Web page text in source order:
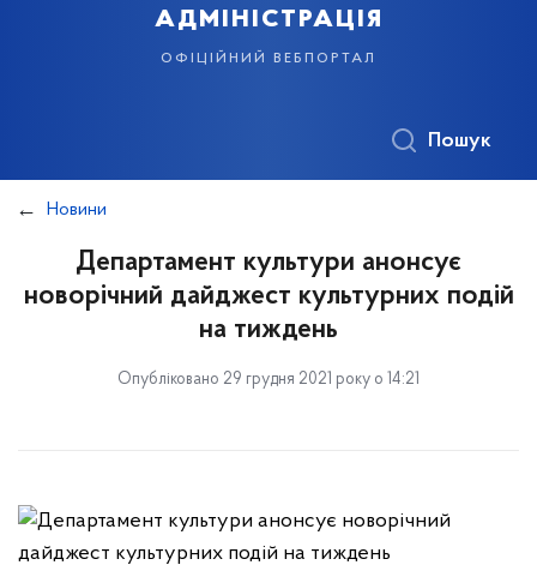
адміністрація
офіційний вебпортал
Пошук
Новини
Департамент культури анонсує
новорічний дайджест культурних подій
на тиждень
Опубліковано 29 грудня 2021 року о 14:21